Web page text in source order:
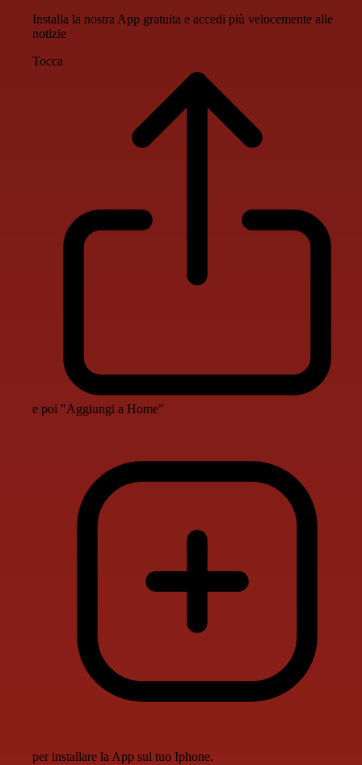
Installa la nostra App gratuita e accedi più velocemente alle
notizie
Tocca
e poi "Aggiungi a Home"
per installare la App sul tuo Iphone.